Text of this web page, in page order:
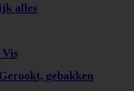
alles
gebakken